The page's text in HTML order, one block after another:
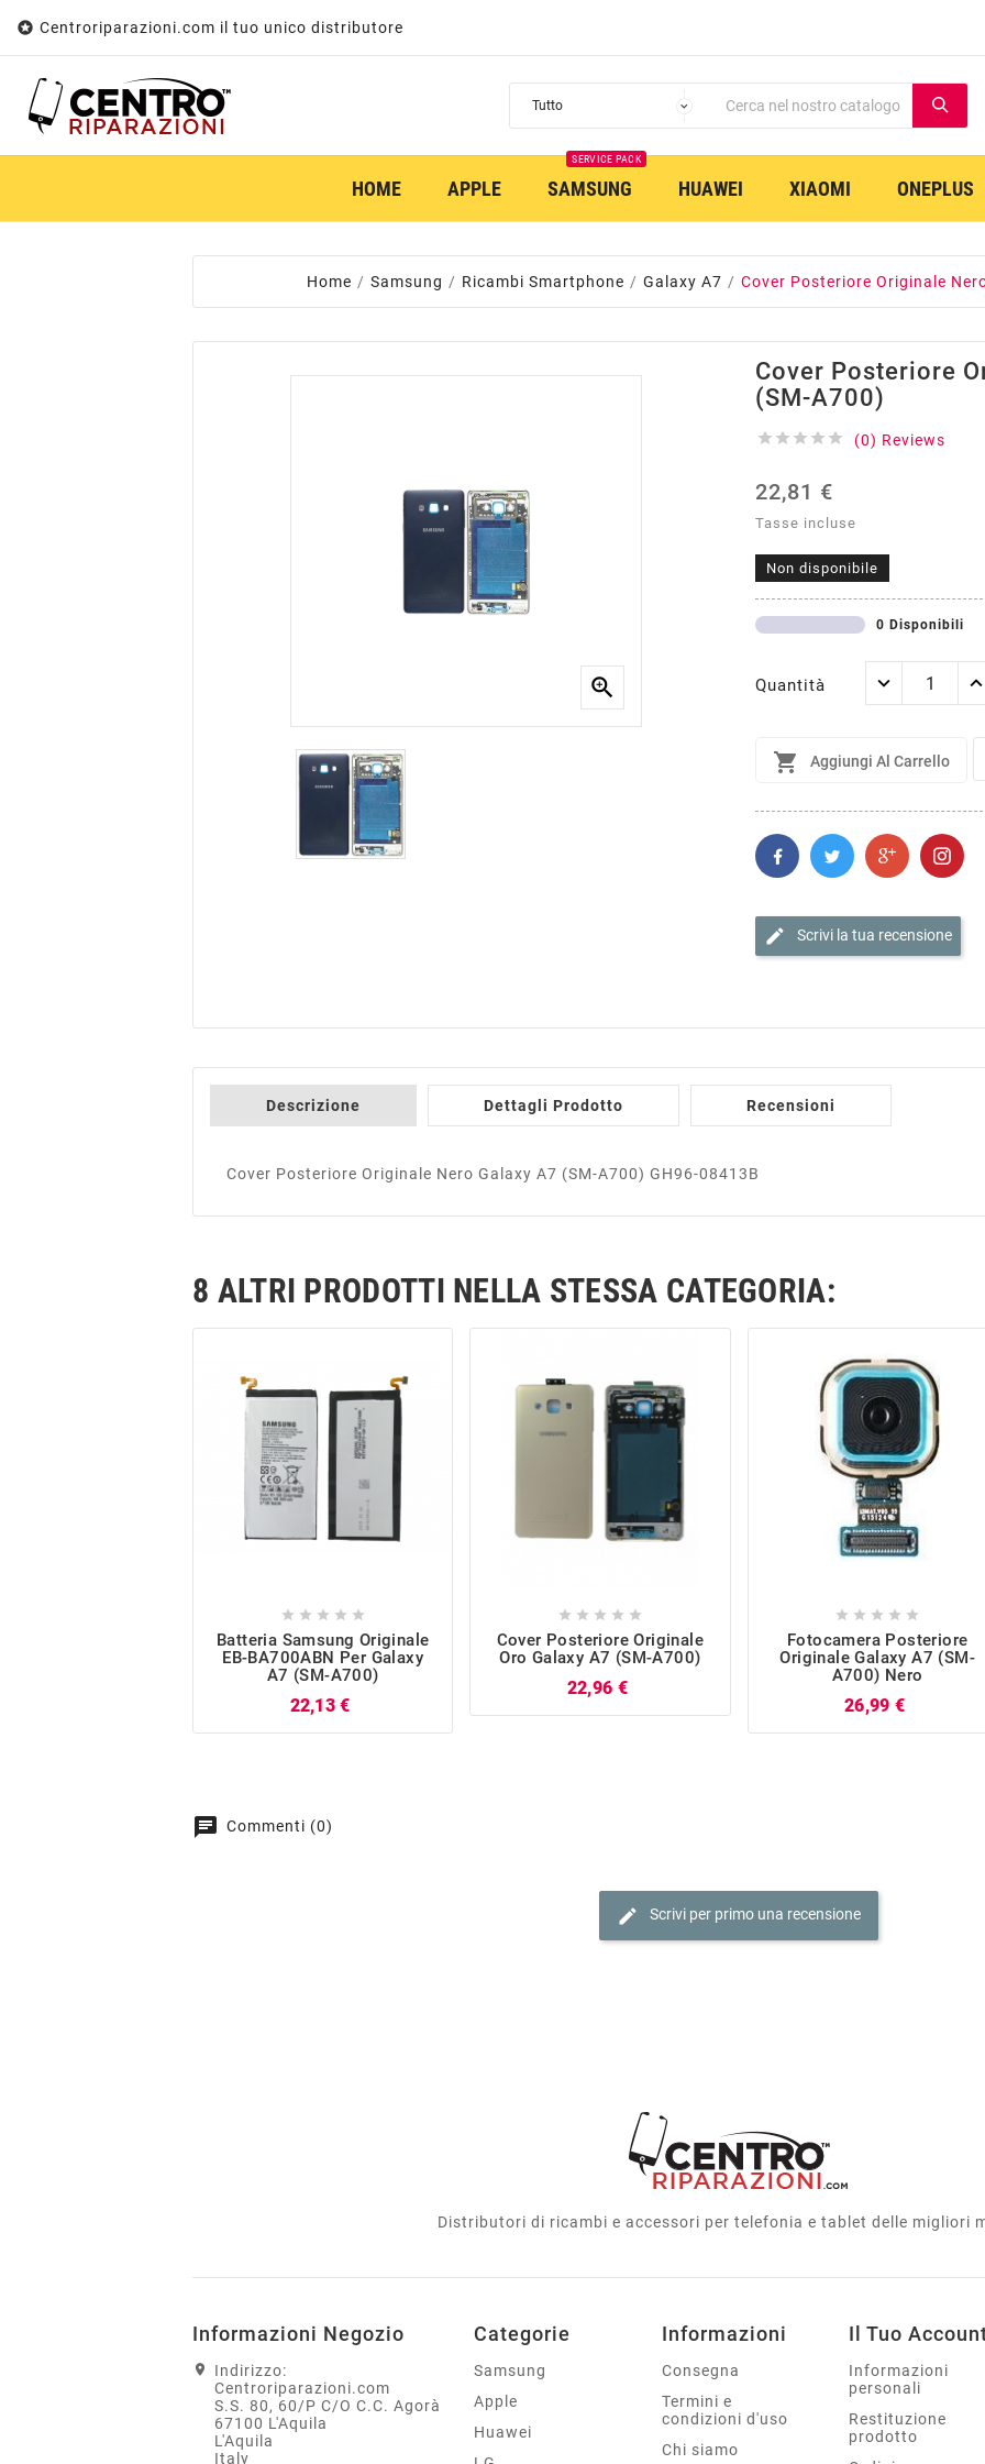
 Centroriparazioni.com il tuo unico distributore
HOME APPLE SAMSUNG
SERVICE PACK
HUAWEI XIAOMI ONEPLUS
Home Samsung Ricambi Smartphone Galaxy A7 Cover Posteriore Originale

Cover Posteriore
(SM-A700)
     (0) Reviews
22,81 €
Tasse incluse
Non disponibile
0 Disponibili
Quantità
 Aggiungi Al Carrello
edit Scrivi la tua recensione
Descrizione Dettagli Prodotto Recensioni
Cover Posteriore Originale Nero Galaxy A7 (SM-A700) GH96-08413B
8 ALTRI PRODOTTI NELLA STESSA CATEGORIA:
    
Batteria Samsung Originale
EB-BA700ABN Per Galaxy
A7 (SM-A700)
22,13 €
    
Cover Posteriore Originale
Oro Galaxy A7 (SM-A700)
22,96 €
    
Fotocamera Posteriore
Originale Galaxy A7 (SM-
A700) Nero
26,99 €
chat Commenti (0)
edit Scrivi per primo una recensione
Distributori di ricambi e accessori per telefonia e tablet delle migliori
Informazioni Negozio
Indirizzo:
Centroriparazioni.com
S.S. 80, 60/P C/O C.C. Agorà
67100 L'Aquila
L'Aquila
Italy
Categorie
Samsung
Apple
Huawei
Informazioni
Consegna
Termini e
condizioni d'uso
Chi siamo
Il Tuo
Informazioni
personali
Restituzione
prodotto